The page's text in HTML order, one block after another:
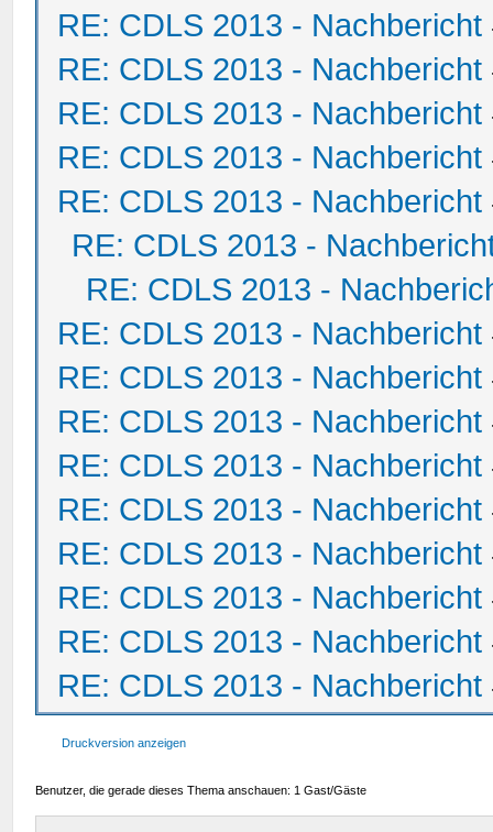
RE: CDLS 2013 - Nachbericht
RE: CDLS 2013 - Nachbericht
RE: CDLS 2013 - Nachbericht
RE: CDLS 2013 - Nachbericht
RE: CDLS 2013 - Nachbericht
RE: CDLS 2013 -
RE: CDLS 2013 -
RE: CDLS 2013 - Nachbericht
RE: CDLS 2013 - Nachbericht
RE: CDLS 2013 - Nachbericht
RE: CDLS 2013 - Nachbericht
RE: CDLS 2013 - Nachbericht
RE: CDLS 2013 - Nachbericht
RE: CDLS 2013 - Nachbericht
RE: CDLS 2013 - Nachbericht
RE: CDLS 2013 - Nachbericht
Druckversion anzeigen
Benutzer, die gerade dieses Thema anschauen: 1 Gast/Gäste